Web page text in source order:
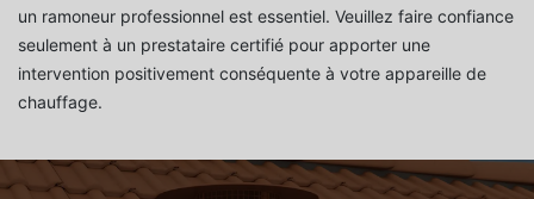
un ramoneur professionnel est essentiel. Veuillez faire confiance
seulement à un prestataire certifié pour apporter une
intervention positivement conséquente à votre appareille de
chauffage.